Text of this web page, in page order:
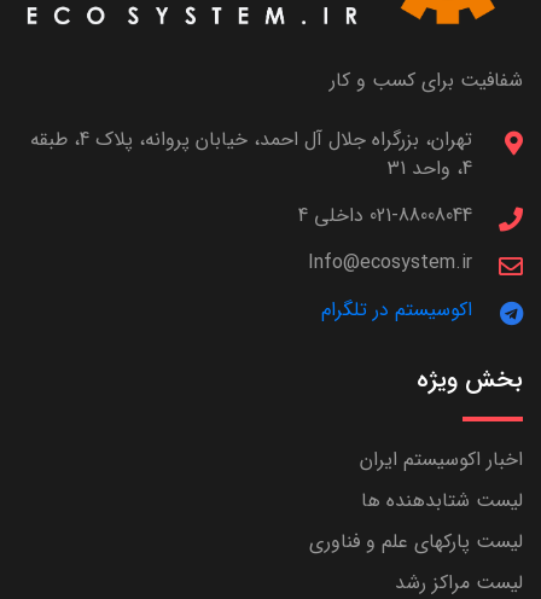
شفافیت برای کسب و کار
تهران، بزرگراه جلال آل احمد، خیابان پروانه، پلاک 4، طبقه
4، واحد 31
021-88008044 داخلی 4
Info@ecosystem.ir
اکوسیستم در تلگرام
بخش ویژه
اخبار اکوسیستم ایران
لیست شتابدهنده ها
لیست پارکهای علم و فناوری
لیست مراکز رشد